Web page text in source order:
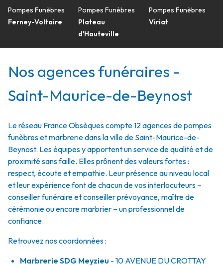
Pompes Funèbres
Ferney-Voltaire
Pompes Funèbres
Plateau
d'Hauteville
Pompes Funèbres
Viriat
Nos agences funéraires -
Saint-Maurice-de-Beynost
Le réseau France Obsèques compte 12 agences de pompes
funèbres et marbrerie dans la ville de Saint-Maurice-de-
Beynost. Les équipes y apportent un service de qualité et de
proximité sans faille. Elles prônent des valeurs fortes :
respect, écoute et empathie. Leur présence au niveau local
et leur expérience font de chacun de vos interlocuteurs –
conseiller funéraire et conseiller prévoyance, maître de
cérémonie ou encore marbrier – un professionnel de
confiance.
Retrouvez nos coordonnées :
Marbrerie SDG Meyzieu - 10 AVENUE DU CROTTAY